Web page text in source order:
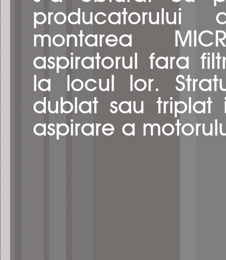
producatorului
montarea
aspiratorul fara
la locul lor.
dublat sau
aspirare a